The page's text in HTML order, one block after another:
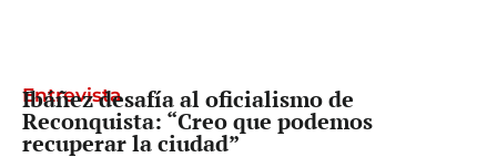
Entrevista
Ibáñez desafía al oficialismo de
Reconquista: “Creo que podemos
recuperar la ciudad”